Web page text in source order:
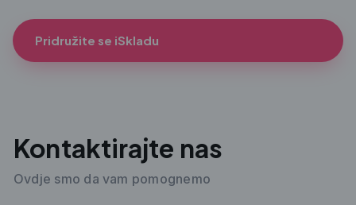
Pridružite se iSkladu
Kontaktirajte nas
Ovdje smo da vam pomognemo